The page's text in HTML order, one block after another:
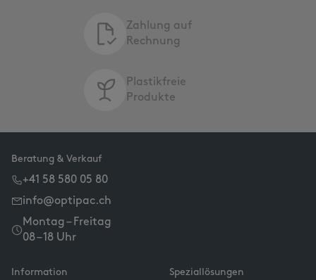
Zahlung auf
Rechnung
Plastikfreie
Produkte
Beratung & Verkauf
+41 58 580 05 80
info@optipac.ch
Montag – Freitag
08 – 18 Uhr
Information
Speziallösungen